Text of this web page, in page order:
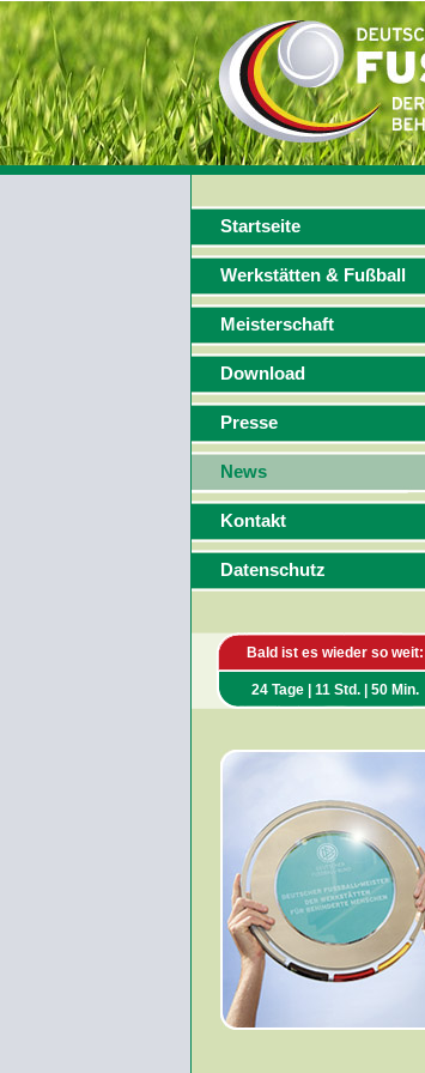
Startseite
Werkstätten & Fußball
Meisterschaft
Download
Presse
News
Kontakt
Datenschutz
Bald ist es wieder so weit:
24 Tage | 11 Std. | 50 Min.